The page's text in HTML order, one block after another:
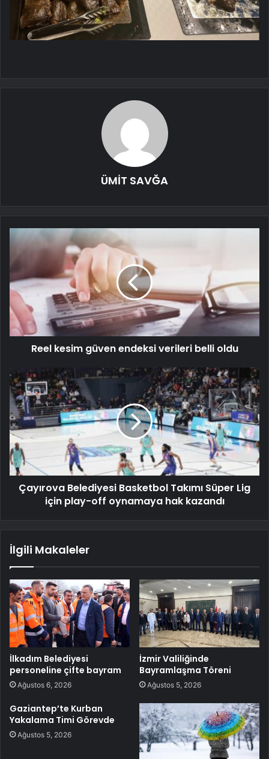
ÜMİT SAVĞA
Reel kesim güven endeksi verileri belli oldu
Çayırova Belediyesi Basketbol Takımı Süper Lig
için play-off oynamaya hak kazandı
İlgili Makaleler
İlkadım Belediyesi
personeline çifte bayram
Ağustos 6, 2026
İzmir Valiliğinde
Bayramlaşma Töreni
Ağustos 5, 2026
Gaziantep’te Kurban
Yakalama Timi Görevde
Ağustos 5, 2026